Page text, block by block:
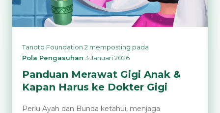
Tanoto Foundation 2 memposting pada
Pola Pengasuhan 3 Januari 2026
Panduan Merawat Gigi Anak &
Kapan Harus ke Dokter Gigi
Perlu Ayah dan Bunda ketahui, menjaga